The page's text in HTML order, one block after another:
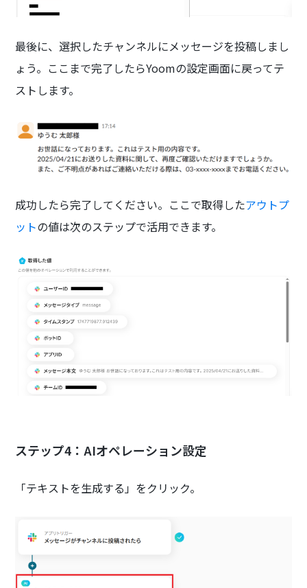
最後に、選択したチャンネルにメッセージを投稿しまし
ょう。ここまで完了したらYoomの設定画面に戻ってテ
ストします。
成功したら完了してください。ここで取得したアウトプ
ットの値は次のステップで活用できます。
ステップ4：AIオペレーション設定
「テキストを生成する」をクリック。